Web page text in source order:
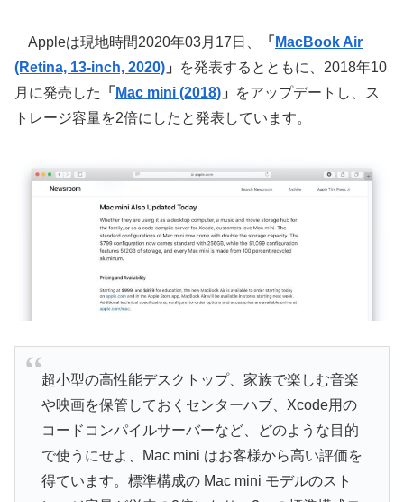
Appleは現地時間2020年03月17日、 「 MacBook Air
(Retina, 13-inch, 2020) 」
を発表するとともに、2018年10
月に発売した
「 Mac mini (2018) 」
をアップデートし、ス
トレージ容量を2倍にしたと発表しています。
超小型の高性能デスクトップ、家族で楽しむ音楽
や映画を保管しておくセンターハブ、Xcode用の
コードコンパイルサーバーなど、どのような目的
で使うにせよ、Mac mini はお客様から高い評価を
得ています。標準構成の Mac mini モデルのスト